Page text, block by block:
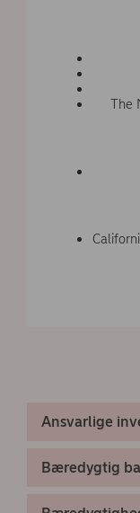
The
Ansvarlige
Bæredygtig